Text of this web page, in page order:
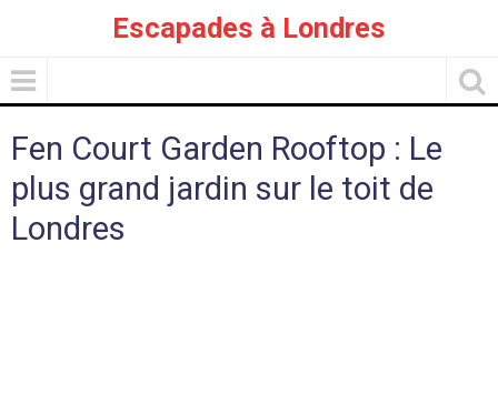
Escapades à Londres
Fen Court Garden Rooftop : Le
plus grand jardin sur le toit de
Londres